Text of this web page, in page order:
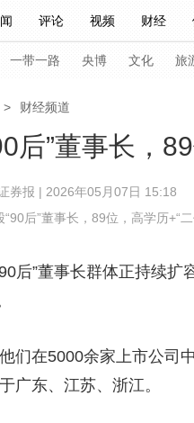
评论 视频 财经
中国领导人 央视快评 习式
节目单 听音 微视频
Монгол
一带一路 央博 文化 旅
小央直播 直播中国 熊猫
2026年世界杯 2026年冬
匹克频道 生活体育大会
> 财经频道
后”董事长，
券报 | 2026年05月07日 15:18
“90后”董事长，89位，高学历+“
”董事长群体正持续扩
在5000余家上市公司中
广东、江苏、浙江。